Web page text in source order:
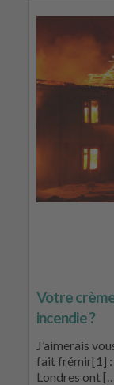
Votre
incendie ?
J’aimerais
fait frémir[1] :
Londres ont